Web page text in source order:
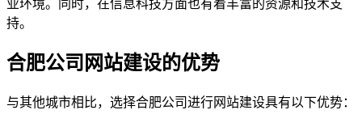
业环境。同时，在信息科技方面也有着丰富的资源和技术支
持。
合肥公司网站建设的优势
与其他城市相比，选择合肥公司进行网站建设具有以下优势：